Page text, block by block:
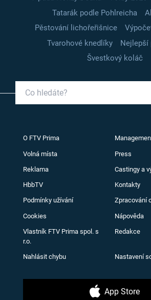
Tatarák podle Pohlreicha
Pěstování lichořeřišnice
Tvarohové knedlíky
Nejlepší
Švestkový koláč
O FTV Prima
Volná místa Press
Reklama Castingy a
HbbTV Kontakty
Podmínky užívání Zpracování
Cookies Nápověda
Vlastník FTV Prima spol. s
r.o.
Redakce
Nahlásit chybu Nastavení
App Store